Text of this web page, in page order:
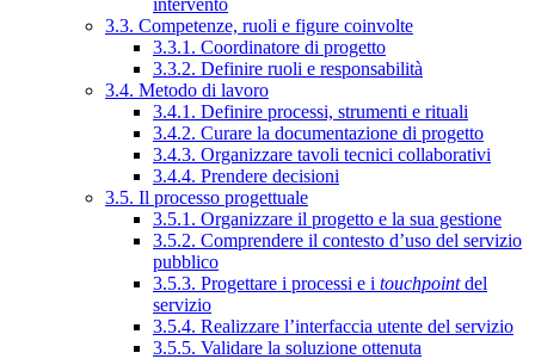
intervento
3.3. Competenze, ruoli e figure coinvolte
3.3.1. Coordinatore di progetto
3.3.2. Definire ruoli e responsabilità
3.4. Metodo di lavoro
3.4.1. Definire processi, strumenti e rituali
3.4.2. Curare la documentazione di progetto
3.4.3. Organizzare tavoli tecnici collaborativi
3.4.4. Prendere decisioni
3.5. Il processo progettuale
3.5.1. Organizzare il progetto e la sua gestione
3.5.2. Comprendere il contesto d’uso del servizio
pubblico
3.5.3. Progettare i processi e i touchpointdel
servizio
3.5.4. Realizzare l’interfaccia utente del servizio
3.5.5. Validare la soluzione ottenuta